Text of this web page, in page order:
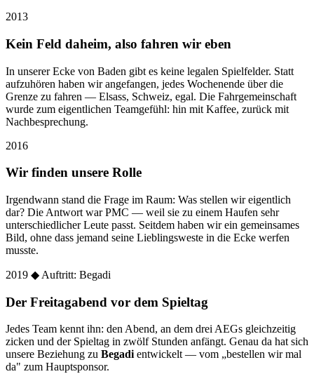
2013
Kein Feld daheim, also fahren wir eben
In unserer Ecke von Baden gibt es keine legalen Spielfelder. Statt
aufzuhören haben wir angefangen, jedes Wochenende über die
Grenze zu fahren — Elsass, Schweiz, egal. Die Fahrgemeinschaft
wurde zum eigentlichen Teamgefühl: hin mit Kaffee, zurück mit
Nachbesprechung.
2016
Wir finden unsere Rolle
Irgendwann stand die Frage im Raum: Was stellen wir eigentlich
dar? Die Antwort war PMC — weil sie zu einem Haufen sehr
unterschiedlicher Leute passt. Seitdem haben wir ein gemeinsames
Bild, ohne dass jemand seine Lieblingsweste in die Ecke werfen
musste.
2019 ◆ Auftritt: Begadi
Der Freitagabend vor dem Spieltag
Jedes Team kennt ihn: den Abend, an dem drei AEGs gleichzeitig
zicken und der Spieltag in zwölf Stunden anfängt. Genau da hat sich
unsere Beziehung zu Begadientwickelt — vom „bestellen wir mal
da" zum Hauptsponsor.